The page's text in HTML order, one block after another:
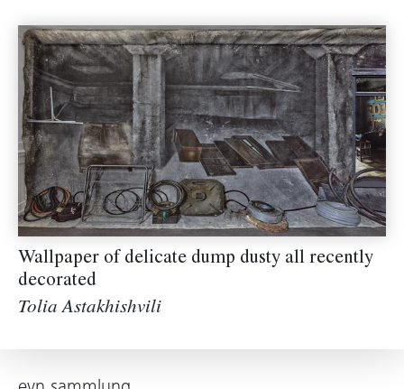
Wallpaper of delicate dump dusty all recently
decorated
Tolia Astakhishvili